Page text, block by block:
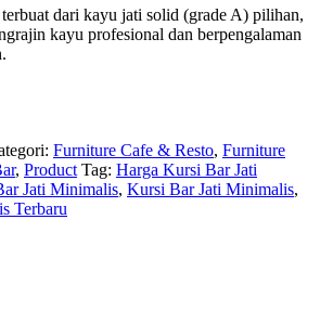
dari kayu jati solid (grade A) pilihan,
kayu profesional dan berpengalaman
Furniture Cafe & Resto, Furniture
, Product Tag: Harga Kursi Bar Jati
Jati Minimalis, Kursi Bar Jati Minimalis,
Terbaru